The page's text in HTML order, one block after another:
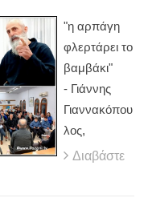
"η αρπάγη
φλερτάρει το
βαμβάκι"
- Γιάννης
Γιαννακόπου
λος,
Διαβάστε